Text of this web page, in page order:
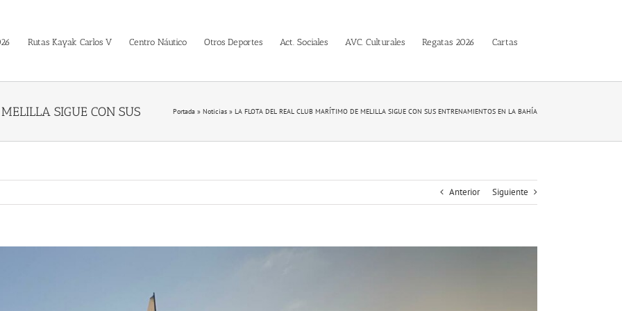
Rutas Kayak Carlos V Centro Náutico Otros Deportes Act. Sociales AVC. Culturales Regatas 2026 Cartas
Portada » Noticias » LA FLOTA DEL REAL CLUB MARÍTIMO DE MELILLA SIGUE CON SUS ENTRENAMIENTOS EN LA BAHÍA
Anterior Siguiente